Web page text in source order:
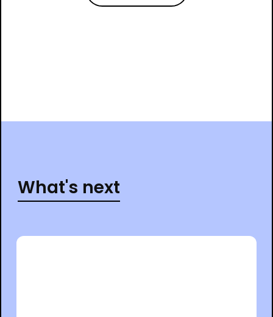
What's next